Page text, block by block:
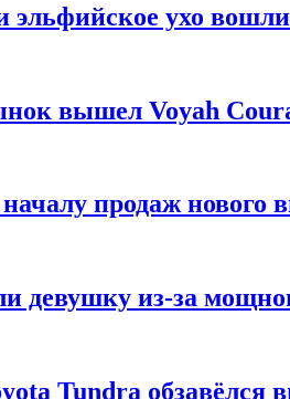
эльфийское ухо
вышел Voyah
продаж
девушку из-за
Tundra обзавёлся